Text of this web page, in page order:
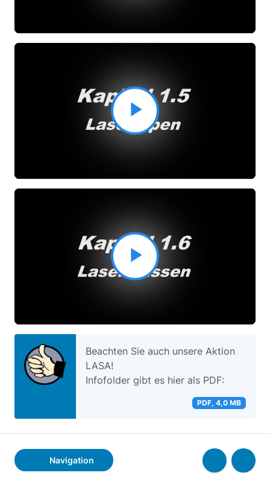
abspielen
Video
abspielen
Video
abspielen
Beachten Sie auch unsere Aktion
LASA!
Infofolder gibt es hier als PDF:
PDF, 4,0 MB
Navigation